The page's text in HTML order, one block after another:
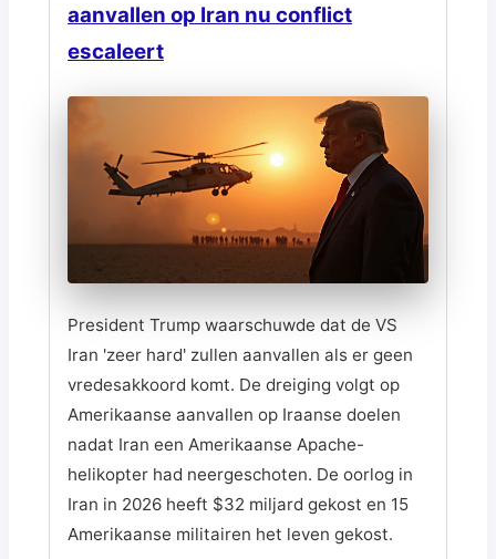
aanvallen op Iran nu conflict
escaleert
President Trump waarschuwde dat de VS
Iran 'zeer hard' zullen aanvallen als er geen
vredesakkoord komt. De dreiging volgt op
Amerikaanse aanvallen op Iraanse doelen
nadat Iran een Amerikaanse Apache-
helikopter had neergeschoten. De oorlog in
Iran in 2026 heeft $32 miljard gekost en 15
Amerikaanse militairen het leven gekost.